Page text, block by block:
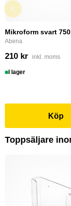
Mikroform svart
Abena
210 kr inkl. moms
I lager
Köp
Toppsäljare